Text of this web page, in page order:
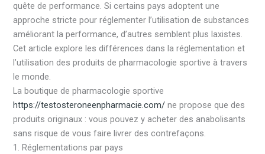
quête de performance. Si certains pays adoptent une
approche stricte pour réglementer l’utilisation de substances
améliorant la performance, d’autres semblent plus laxistes.
Cet article explore les différences dans la réglementation et
l’utilisation des produits de pharmacologie sportive à travers
le monde.
La boutique de pharmacologie sportive
https://testosteroneenpharmacie.com/ ne propose que des
produits originaux : vous pouvez y acheter des anabolisants
sans risque de vous faire livrer des contrefaçons.
1. Réglementations par pays